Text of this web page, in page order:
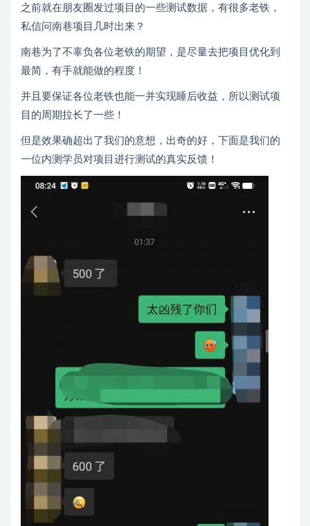
之前就在朋友圈发过项目的一些测试数据，有很多老铁，
私信问南巷项目几时出来？
南巷为了不辜负各位老铁的期望，是尽量去把项目优化到
最简，有手就能做的程度！
并且要保证各位老铁也能一并实现睡后收益，所以测试项
目的周期拉长了一些！
但是效果确超出了我们的意想，出奇的好，下面是我们的
一位内测学员对项目进行测试的真实反馈！